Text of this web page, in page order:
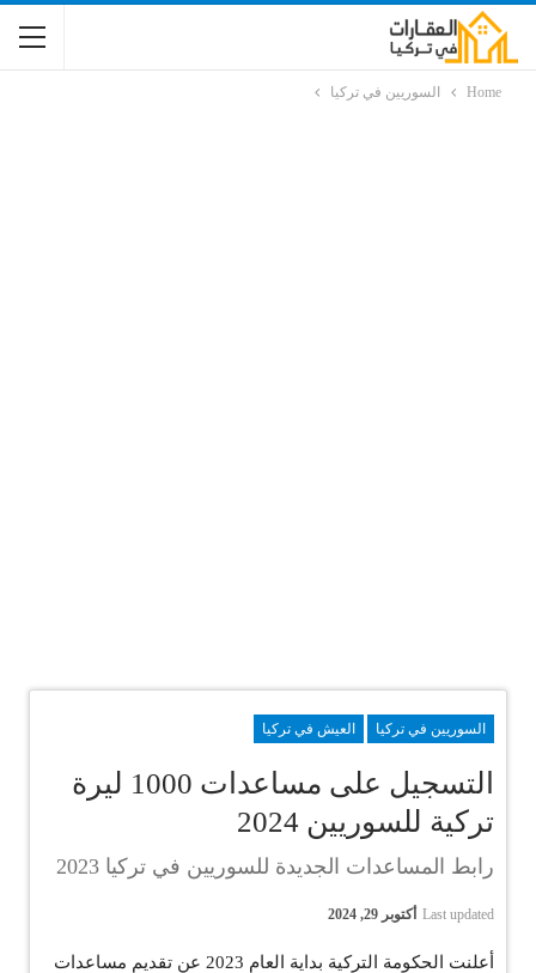
Home السوريين في تركيا
السوريين في تركيا العيش في تركيا
التسجيل على مساعدات 1000 ليرة
تركية للسوريين 2024
رابط المساعدات الجديدة للسوريين في تركيا 2023
Last updated أكتوبر 29, 2024
أعلنت الحكومة التركية بداية العام 2023 عن تقديم مساعدات